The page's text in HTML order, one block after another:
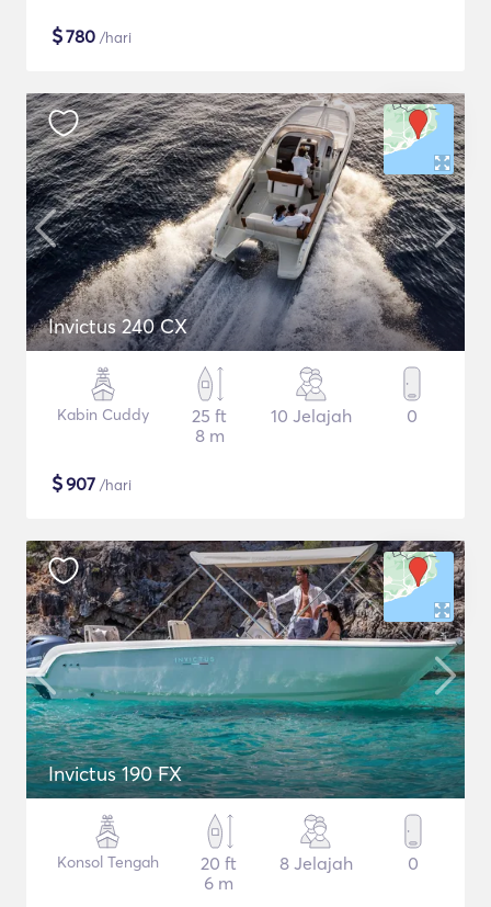
$780 /hari
Invictus 240 CX
Kabin Cuddy
25 ft
8 m
10 Jelajah 0
$907 /hari
Invictus 190 FX
Konsol Tengah
20 ft
6 m
8 Jelajah 0